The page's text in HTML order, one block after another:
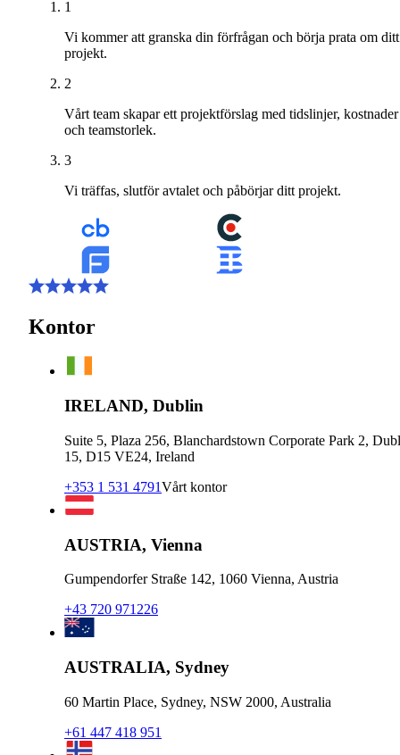
1
Vi kommer att granska din förfrågan och börja prata om ditt
projekt.
2
Vårt team skapar ett projektförslag med tidslinjer, kostnader
och teamstorlek.
3
Vi träffas, slutför avtalet och påbörjar ditt projekt.
Kontor
IRELAND, Dublin
Suite 5, Plaza 256, Blanchardstown Corporate Park 2,
15, D15 VE24, Ireland
+353 1 531 4791Vårt kontor
AUSTRIA, Vienna
Gumpendorfer Straße 142, 1060 Vienna, Austria
+43 720 971226
AUSTRALIA, Sydney
60 Martin Place, Sydney, NSW 2000, Australia
+61 447 418 951